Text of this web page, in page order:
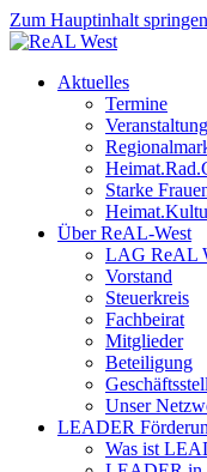
Zum Hauptinhalt springen
Aktuelles
Termine
Starke
Über ReAL-West
LAG ReAL
Vorstand
Steuerkreis
Fachbeirat
Mitglieder
Beteiligung
Unser
LEADER
Was ist